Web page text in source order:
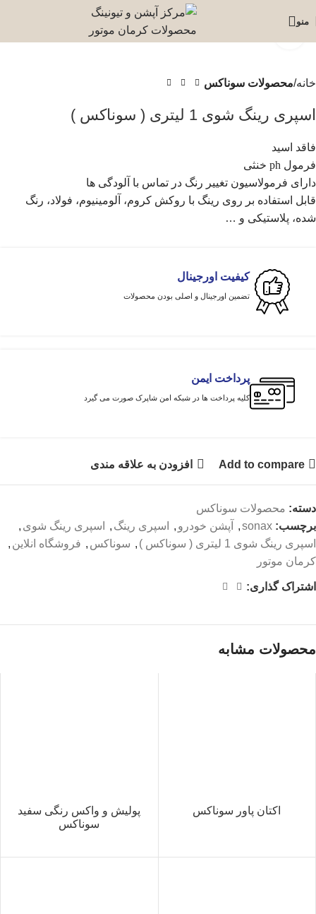
منو
برای بزرگنمایی کلیک کنید
خانه محصولات سوناکس
اسپری رینگ شوی 1 لیتری ( سوناکس )
فاقد اسید
فرمول ph خنثی
دارای فرمولاسیون تغییر رنگ در تماس با آلودگی ها
قابل استفاده بر روی رینگ با روکش کروم، آلومینیوم، فولاد، رنگ
شده، پلاستیکی و …
کیفیت اورجینال
تضمین اورجینال و اصلی بودن محصولات
پرداخت ایمن
کلیه پرداخت ها در شبکه امن شاپرک صورت می گیرد
Add to compare افزودن به علاقه مندی
دسته: محصولات سوناکس
برچسب: sonax
, آپشن خودرو , اسپری رینگ , اسپری رینگ شوی ,
اسپری رینگ شوی 1 لیتری ( سوناکس )
, سوناکس , فروشگاه انلاین ,
کرمان موتور
اشتراک گذاری:
محصولات مشابه
اکتان پاور سوناکس
پولیش و واکس رنگی سفید
سوناکس